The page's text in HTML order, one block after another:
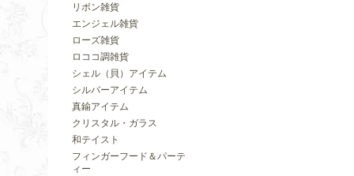
リボン雑貨
エンジェル雑貨
ローズ雑貨
ロココ調雑貨
シェル（貝）アイテム
シルバーアイテム
真鍮アイテム
クリスタル・ガラス
和テイスト
フィンガーフード＆パーテ
ィー